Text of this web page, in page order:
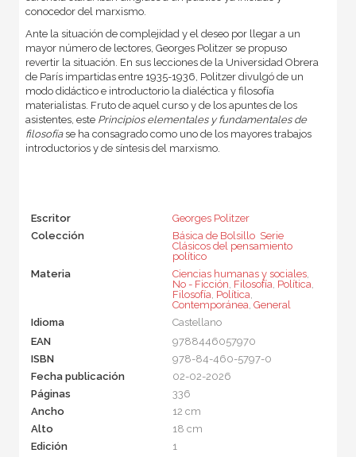
conocedor del marxismo.
Ante la situación de complejidad y el deseo por llegar a un
mayor número de lectores, Georges Politzer se propuso
revertir la situación. En sus lecciones de la Universidad Obrera
de París impartidas entre 1935-1936, Politzer divulgó de un
modo didáctico e introductorio la dialéctica y filosofía
materialistas. Fruto de aquel curso y de los apuntes de los
asistentes, este Principios elementales y fundamentales de
filosofíase ha consagrado como uno de los mayores trabajos
introductorios y de síntesis del marxismo.
Escritor
Georges Politzer
Colección
Básica de Bolsillo  Serie
Clásicos del pensamiento
político
Materia
Ciencias humanas y sociales,
No - Ficción, Filosofía, Política,
Filosofía, Política,
Contemporánea, General
Idioma
Castellano
EAN
9788446057970
ISBN
978-84-460-5797-0
Fecha publicación
02-02-2026
Páginas
336
Ancho
12 cm
Alto
18 cm
Edición
1